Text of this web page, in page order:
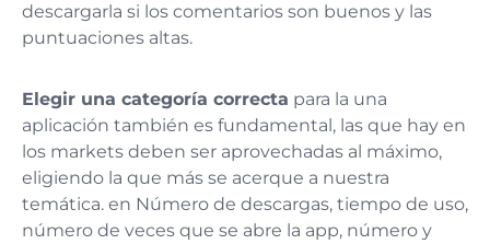
descargarla si los comentarios son buenos y las
puntuaciones altas.
Elegir una categoría correcta para la una
aplicación también es fundamental, las que hay en
los markets deben ser aprovechadas al máximo,
eligiendo la que más se acerque a nuestra
temática. en Número de descargas, tiempo de uso,
número de veces que se abre la app, número y